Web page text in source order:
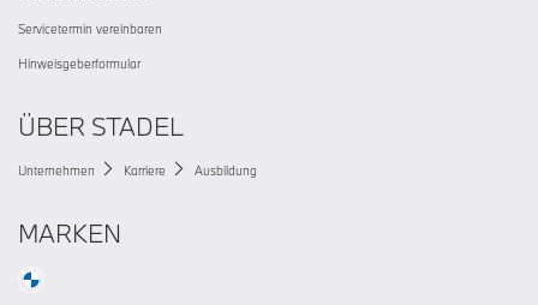
Servicetermin vereinbaren
Hinweisgeberformular
ÜBER STADEL
Unternehmen Karriere Ausbildung
MARKEN